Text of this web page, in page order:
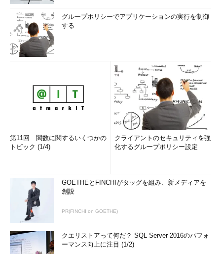
グループポリシーでアプリケーションの実行を制御
する
第11回 関数に関するいくつかの
トピック (1/4)
クライアントのセキュリティを強
化するグループポリシー設定
GOETHEとFINCHIがタッグを組み、新メディアを
創設
PR(FINCHI on GOETHE)
クエリストアって何だ？ SQL Server 2016のパフォ
ーマンス向上に注目 (1/2)